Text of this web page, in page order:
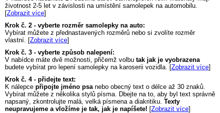
životnost 2-5 let v závislosti na umístění samolepek na automobilu.
[Zobrazit více]
Krok č. 2 - vyberte rozměr samolepky na auto:
Vybírat můžete z přednastavených rozměrů nebo si zvolíte rozměr
vlastní. [Zobrazit více]
Krok č. 3 - vyberte způsob nalepení:
V nabídce máte dvě možnosti, přičemž volbu tak jak je vyobrazena
budete vybírat pro lepení samolepky na karoserii vozidla. [Zobrazit více]
Krok č. 4 - přidejte text:
K nálepce připojte jméno psa nebo obecný text o délce až 30 znaků.
Vybírat můžete z několika stylů písma. Dbejte na to, aby byl text správně
napsaný, zkontrolujte malá, velká písmena a diakritiku. Texty
neupravujeme a vložíme je tak, jak je napíšete! [Zobrazit více]